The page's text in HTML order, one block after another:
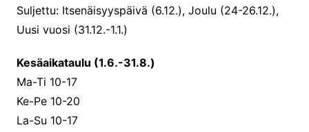
Suljettu: Itsenäisyyspäivä (6.12.), Joulu (24-26.12.),
Uusi vuosi (31.12.-1.1.)
Kesäaikataulu (1.6.-31.8.)
Ma-Ti 10-17
Ke-Pe 10-20
La-Su 10-17